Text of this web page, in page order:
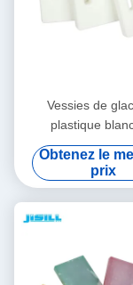
Vessies de
plastique
refroidissant le
pour la nourriture
dans un sac
Obtenez le
prix